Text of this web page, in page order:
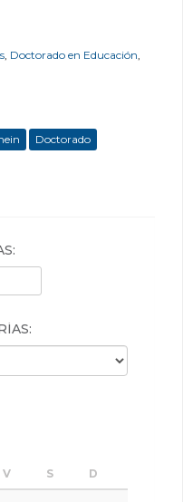
, Doctorado en Educación,
Doctorado
V S D